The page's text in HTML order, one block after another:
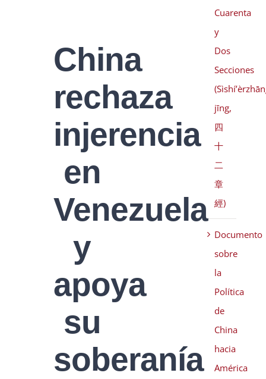
China
rechaza
injerencia
en
Venezuela
y
apoya
su
soberanía
Cuarenta
y
Dos
Secciones
jīng,
四
十
二
章
經)
Documento
sobre
la
Política
de
China
hacia
América